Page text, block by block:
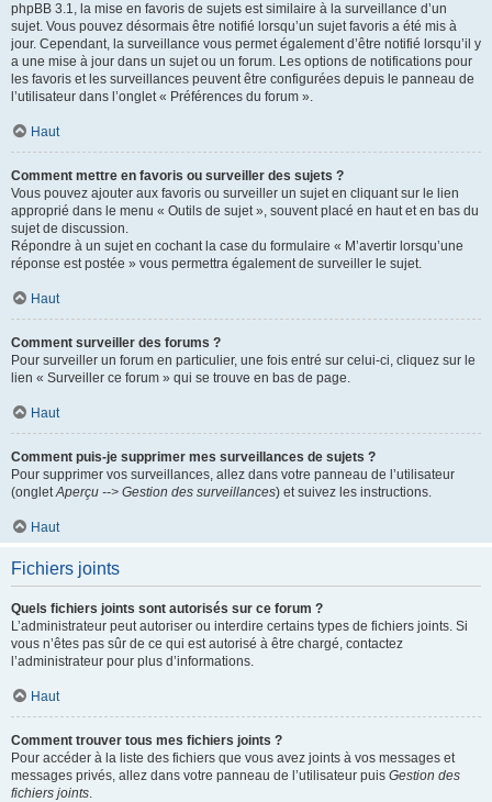
phpBB 3.1, la mise en favoris de sujets est similaire à la surveillance d’un
sujet. Vous pouvez désormais être notifié lorsqu’un sujet favoris a été mis à
jour. Cependant, la surveillance vous permet également d’être notifié lorsqu’il y
a une mise à jour dans un sujet ou un forum. Les options de notifications pour
les favoris et les surveillances peuvent être configurées depuis le panneau de
l’utilisateur dans l’onglet « Préférences du forum ».
Haut
Comment mettre en favoris ou surveiller des sujets ?
Vous pouvez ajouter aux favoris ou surveiller un sujet en cliquant sur le lien
approprié dans le menu « Outils de sujet », souvent placé en haut et en bas du
sujet de discussion.
Répondre à un sujet en cochant la case du formulaire « M’avertir lorsqu’une
réponse est postée » vous permettra également de surveiller le sujet.
Haut
Comment surveiller des forums ?
Pour surveiller un forum en particulier, une fois entré sur celui-ci, cliquez sur le
lien « Surveiller ce forum » qui se trouve en bas de page.
Haut
Comment puis-je supprimer mes surveillances de sujets ?
Pour supprimer vos surveillances, allez dans votre panneau de l’utilisateur
(ongletAperçu --> Gestion des surveillances) et suivez les instructions.
Haut
Fichiers joints
Quels fichiers joints sont autorisés sur ce forum ?
L’administrateur peut autoriser ou interdire certains types de fichiers joints. Si
vous n’êtes pas sûr de ce qui est autorisé à être chargé, contactez
l’administrateur pour plus d’informations.
Haut
Comment trouver tous mes fichiers joints ?
Pour accéder à la liste des fichiers que vous avez joints à vos messages et
messages privés, allez dans votre panneau de l’utilisateur puis Gestion des
fichiers joints.